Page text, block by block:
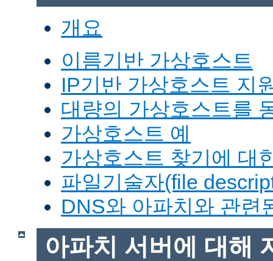
개요
이름기반 가상호스트
IP기반 가상호스트 지
대량의 가상호스트를
가상호스트 예
가상호스트 찾기에 대
파일기술자(file
DNS와 아파치와 관련
아파치 서버에 대해